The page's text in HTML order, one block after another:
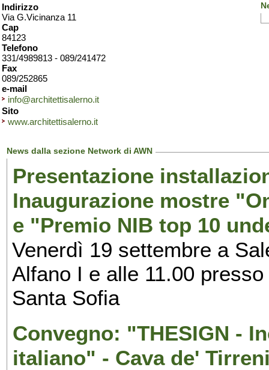
Indirizzo
Via G.Vicinanza 11
Cap
84123
Telefono
331/4989813 - 089/241472
Fax
089/252865
e-mail
info@architettisalerno.it
Sito
www.architettisalerno.it
News dalla sezione Network di AWN
Presentazione
Inaugurazione mostre
e "Premio NIB top 10
Venerdì 19 settembre a
Alfano I e alle 11.00
Santa Sofia
Convegno: "THESIGN -
italiano" - Cava de'